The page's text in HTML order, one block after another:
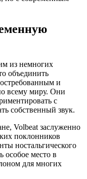
из немногих
объединить
и
всему миру. Они
с
собственный звук.
Volbeat заслуженно
поклонников
ностальгического
особое место в
для многих